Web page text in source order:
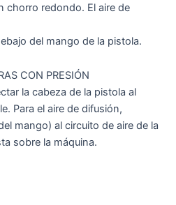
chorro redondo. El aire de
del mango de la pistola.
CON PRESIÓN
la cabeza de la pistola al
Para el aire de difusión,
mango) al circuito de aire de la
sobre la máquina.